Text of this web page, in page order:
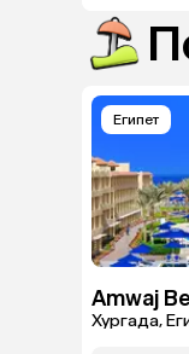
Египет
Хургада,